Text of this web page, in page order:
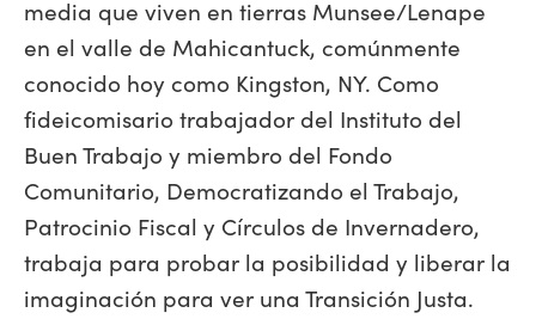
media que viven en tierras Munsee/Lenape
en el valle de Mahicantuck, comúnmente
conocido hoy como Kingston, NY. Como
fideicomisario trabajador del Instituto del
Buen Trabajo y miembro del Fondo
Comunitario, Democratizando el Trabajo,
Patrocinio Fiscal y Círculos de Invernadero,
trabaja para probar la posibilidad y liberar la
imaginación para ver una Transición Justa.